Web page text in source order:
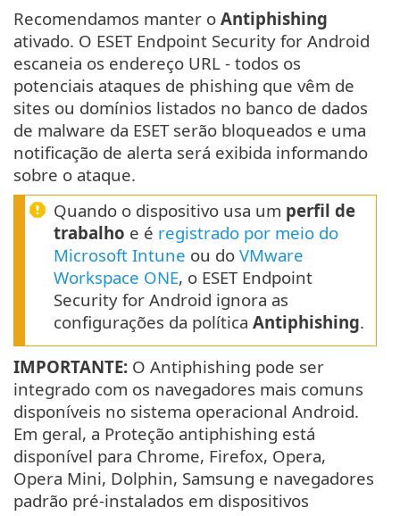
Recomendamos manter o Antiphishing
ativado. O ESET Endpoint Security for Android
escaneia os endereço URL - todos os
potenciais ataques de phishing que vêm de
sites ou domínios listados no banco de dados
de malware da ESET serão bloqueados e uma
notificação de alerta será exibida informando
sobre o ataque.
Quando o dispositivo usa um perfil de
trabalho e é registrado por meio do
Microsoft Intune ou do VMware
Workspace ONE, o ESET Endpoint
Security for Android ignora as
configurações da política Antiphishing.
IMPORTANTE: O Antiphishing pode ser
integrado com os navegadores mais comuns
disponíveis no sistema operacional Android.
Em geral, a Proteção antiphishing está
disponível para Chrome, Firefox, Opera,
Opera Mini, Dolphin, Samsung e navegadores
padrão pré-instalados em dispositivos